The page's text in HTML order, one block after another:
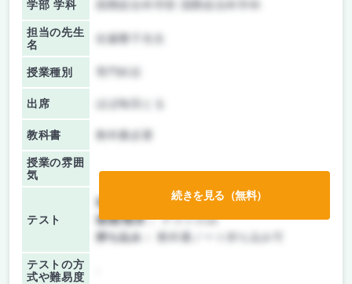
学部 学科 国際総合科学部 国際総合科学科
担当の先生
名
佐藤響子先生
授業種別
出席 ほぼ毎回とる
教科書 教科書必要
授業の雰囲
気
テスト
前期/中間：
テストのみ
後期/期末：テストのみ
持ち込み：
教科書ノート持ち込み可
テストの方
式や難易度
続きを見る（無料）